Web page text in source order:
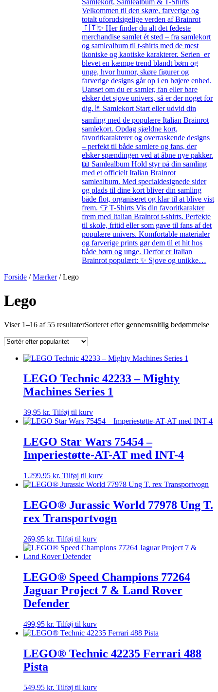
Velkommen til den skøre, farverige og
totalt uforudsigelige verden af Brainrot
🇮🇹✨ Her finder du alt det fedeste
merchandise samlet ét sted – fra samlekort
og samlealbum til t-shirts med de mest
ikoniske og kaotiske karakterer. Serien er
blevet en kæmpe trend blandt børn og
unge, hvor humor, skøre figurer og
farverige designs går op i en højere enhed.
Uanset om du er samler, fan eller bare
elsker det sjove univers, så er der noget for
dig. 🃏 Samlekort Start eller udvid din
samling med de populære Italian Brainrot
samlekort. Opdag sjældne kort,
favoritkarakterer og overraskende designs
– perfekt til både samlere og fans, der
elsker spændingen ved at åbne nye pakker.
📖 Samlealbum Hold styr på din samling
med et officielt Italian Brainrot
samlealbum. Med specialdesignede sider
og plads til dine kort bliver din samling
både flot, organiseret og klar til at blive vist
frem. 👕 T-Shirts Vis din favoritkarakter
frem med Italian Brainrot t-shirts. Perfekte
til skole, fritid eller som gave til fans af det
populære univers. Komfortable materialer
og farverige prints gør dem til et hit hos
både børn og unge. Derfor er Italian
Brainrot populært: ✨ Sjove og unikke…
Forside /Mærker/ Lego
Lego
Viser 1–16 af 55 resultaterSorteret efter gennemsnitlig bedømmelse
LEGO Technic 42233 – Mighty
Machines Series 1
39,95 kr. Tilføj til kurv
LEGO Star Wars 75454 –
Imperiestøtte-AT-AT med INT-4
1.299,95 kr. Tilføj til kurv
LEGO® Jurassic World 77978 Ung T.
rex Transportvogn
269,95 kr. Tilføj til kurv
LEGO® Speed Champions 77264
Jaguar Project 7 & Land Rover
Defender
499,95 kr. Tilføj til kurv
LEGO® Technic 42235 Ferrari 488
Pista
549,95 kr. Tilføj til kurv